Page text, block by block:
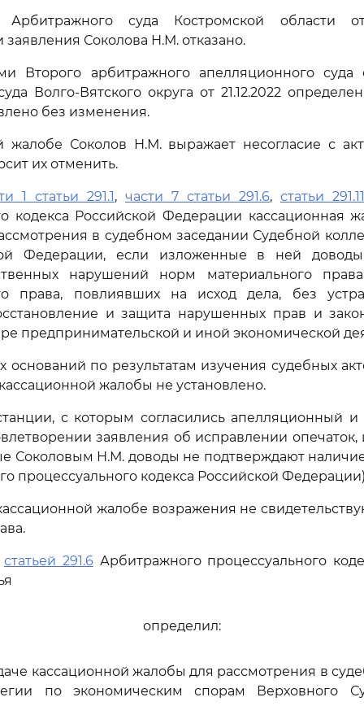
Арбитражного суда Костромской области
заявления Соколова Н.М. отказано.
Второго арбитражного апелляционного суда
Волго-Вятского округа от 21.12.2022
без изменения.
жалобе Соколов Н.М. выражает несогласие с
их отменить.
1 статьи 291.1, части 7 статьи 291.6, статьи 291.11
кодекса Российской Федерации кассационная
в судебном заседании Судебной
Федерации, если изложенные в ней
нарушений норм материального
права, повлиявших на исход дела, без
и защита нарушенных прав и
предпринимательской и иной экономической
оснований по результатам изучения судебных
жалобы не установлено.
с которым согласились апелляционный
заявления об исправлении опечаток,
Соколовым Н.М. доводы не подтверждают
процессуального кодекса Российской
жалобе возражения не
статьей 291.6Арбитражного процессуального
определил:
кассационной жалобы для рассмотрения в
по экономическим спорам Верховного